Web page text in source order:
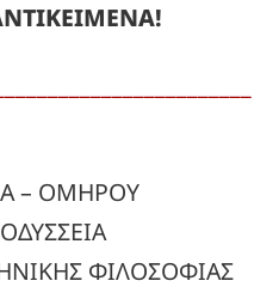
– ΟΜΗΡΟΥ
ΦΙΛΟΣΟΦΙΑΣ